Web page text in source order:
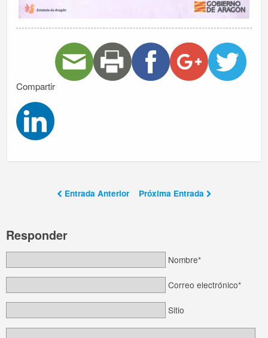
Compartir
Entrada Anterior Próxima Entrada
Responder
Nombre*
Correo electrónico*
Sitio